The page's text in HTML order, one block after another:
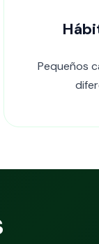
Pequeños